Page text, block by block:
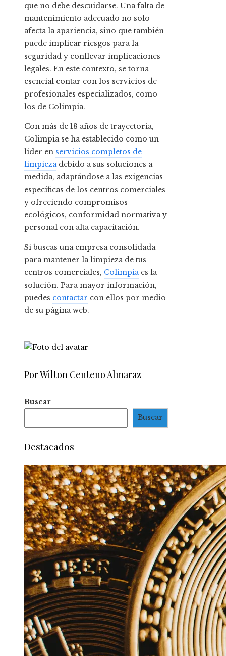
que no debe descuidarse. Una falta de
mantenimiento adecuado no solo
afecta la apariencia, sino que también
puede implicar riesgos para la
seguridad y conllevar implicaciones
legales. En este contexto, se torna
esencial contar con los servicios de
profesionales especializados, como
los de Colimpia.
Con más de 18 años de trayectoria,
Colimpia se ha establecido como un
líder en servicios completos de
limpiezadebido a sus soluciones a
medida, adaptándose a las exigencias
específicas de los centros comerciales
y ofreciendo compromisos
ecológicos, conformidad normativa y
personal con alta capacitación.
Si buscas una empresa consolidada
para mantener la limpieza de tus
centros comerciales, Colimpiaes la
solución. Para mayor información,
puedes contactar con ellos por medio
de su página web.
Por Wilton Centeno Almaraz
Buscar
Buscar
Destacados